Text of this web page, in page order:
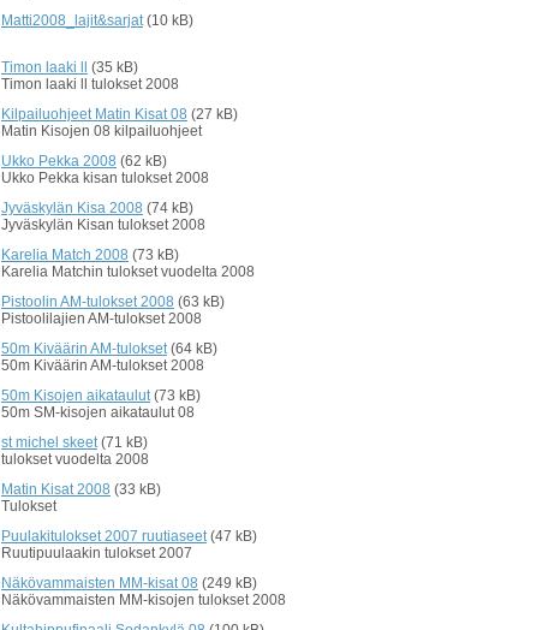
Matti2008_lajit&sarjat (10 kB)
Timon laaki ll
(35 kB)
Timon laaki ll tulokset 2008
Kilpailuohjeet Matin Kisat 08 (27 kB)
Matin Kisojen 08 kilpailuohjeet
Ukko Pekka 2008 (62 kB)
Ukko Pekka kisan tulokset 2008
Jyväskylän Kisa 2008 (74 kB)
Jyväskylän Kisan tulokset 2008
Karelia Match 2008 (73 kB)
Karelia Matchin tulokset vuodelta 2008
Pistoolin AM-tulokset 2008 (63 kB)
Pistoolilajien AM-tulokset 2008
50m Kiväärin AM-tulokset (64 kB)
50m Kiväärin AM-tulokset 2008
50m Kisojen aikataulut (73 kB)
50m SM-kisojen aikataulut 08
st michel skeet (71 kB)
tulokset vuodelta 2008
Matin Kisat 2008 (33 kB)
Tulokset
Puulakitulokset 2007 ruutiaseet (47 kB)
Ruutipuulaakin tulokset 2007
Näkövammaisten MM-kisat 08 (249 kB)
Näkövammaisten MM-kisojen tulokset 2008